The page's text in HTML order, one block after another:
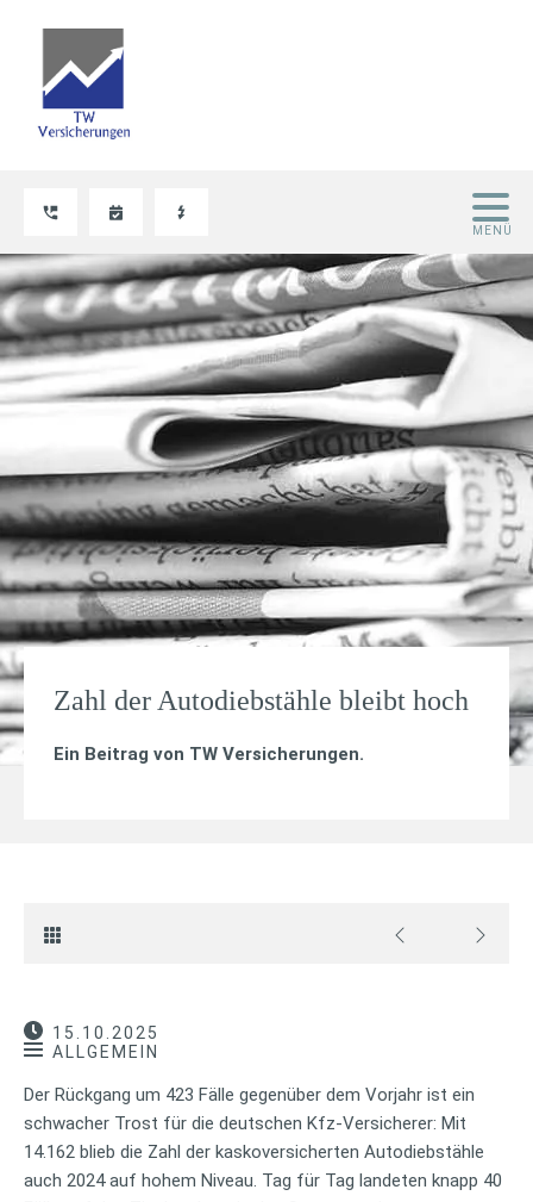
Zahl der Autodiebstähle bleibt hoch
Ein Beitrag von TW Versicherungen.
15.10.2025
ALLGEMEIN
Der Rückgang um 423 Fälle gegenüber dem Vorjahr ist ein
schwacher Trost für die deutschen Kfz-Versicherer: Mit
14.162 blieb die Zahl der kaskoversicherten Autodiebstähle
auch 2024 auf hohem Niveau. Tag für Tag landeten knapp 40